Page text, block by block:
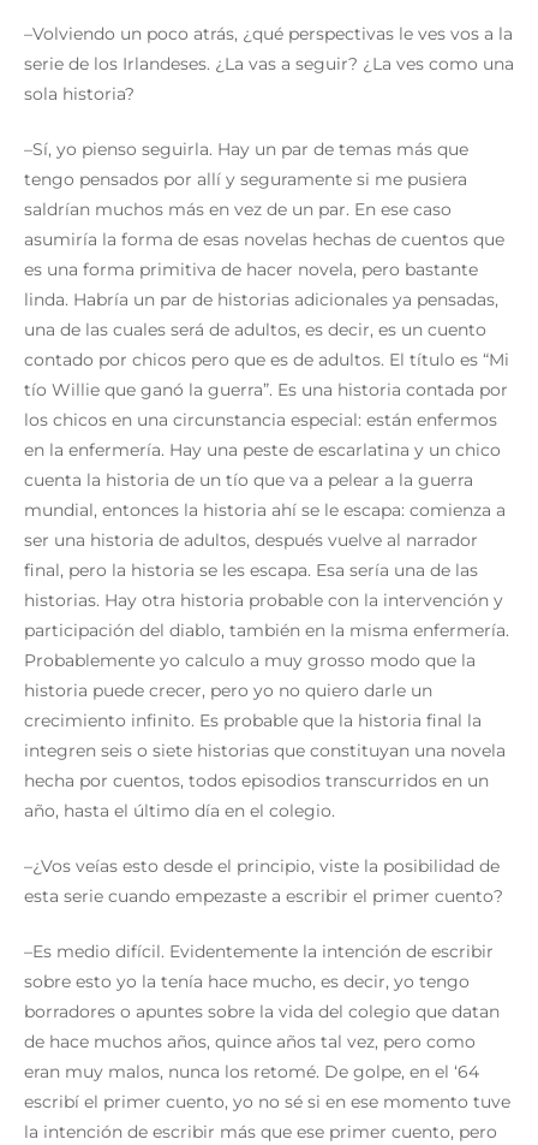
–Volviendo un poco atrás, ¿qué perspectivas le ves vos a la
serie de los Irlandeses. ¿La vas a seguir? ¿La ves como una
sola historia?
–Sí, yo pienso seguirla. Hay un par de temas más que
tengo pensados por allí y seguramente si me pusiera
saldrían muchos más en vez de un par. En ese caso
asumiría la forma de esas novelas hechas de cuentos que
es una forma primitiva de hacer novela, pero bastante
linda. Habría un par de historias adicionales ya pensadas,
una de las cuales será de adultos, es decir, es un cuento
contado por chicos pero que es de adultos. El título es “Mi
tío Willie que ganó la guerra”. Es una historia contada por
los chicos en una circunstancia especial: están enfermos
en la enfermería. Hay una peste de escarlatina y un chico
cuenta la historia de un tío que va a pelear a la guerra
mundial, entonces la historia ahí se le escapa: comienza a
ser una historia de adultos, después vuelve al narrador
final, pero la historia se les escapa. Esa sería una de las
historias. Hay otra historia probable con la intervención y
participación del diablo, también en la misma enfermería.
Probablemente yo calculo a muy grosso modo que la
historia puede crecer, pero yo no quiero darle un
crecimiento infinito. Es probable que la historia final la
integren seis o siete historias que constituyan una novela
hecha por cuentos, todos episodios transcurridos en un
año, hasta el último día en el colegio.
–¿Vos veías esto desde el principio, viste la posibilidad de
esta serie cuando empezaste a escribir el primer cuento?
–Es medio difícil. Evidentemente la intención de escribir
sobre esto yo la tenía hace mucho, es decir, yo tengo
borradores o apuntes sobre la vida del colegio que datan
de hace muchos años, quince años tal vez, pero como
eran muy malos, nunca los retomé. De golpe, en el ‘64
escribí el primer cuento, yo no sé si en ese momento tuve
la intención de escribir más que ese primer cuento, pero